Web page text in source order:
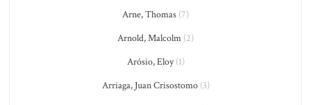
Arne, Thomas (7)
Arnold, Malcolm (2)
Arósio, Eloy(1)
Arriaga, Juan Crisostomo(3)